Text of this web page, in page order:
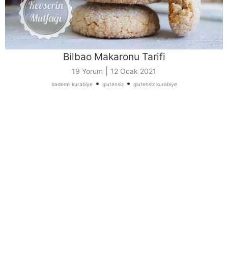
Bilbao Makaronu Tarifi
19 Yorum 12 Ocak 2021
bademli kurabiye• glutensiz• glutensiz kurabiye